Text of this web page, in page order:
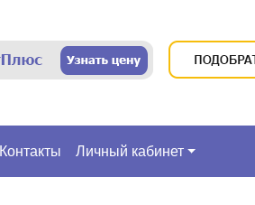
Контакты Личный кабинет